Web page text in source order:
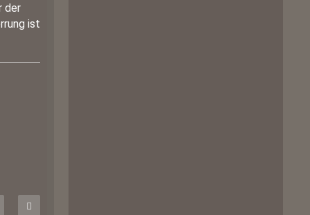
der
ist